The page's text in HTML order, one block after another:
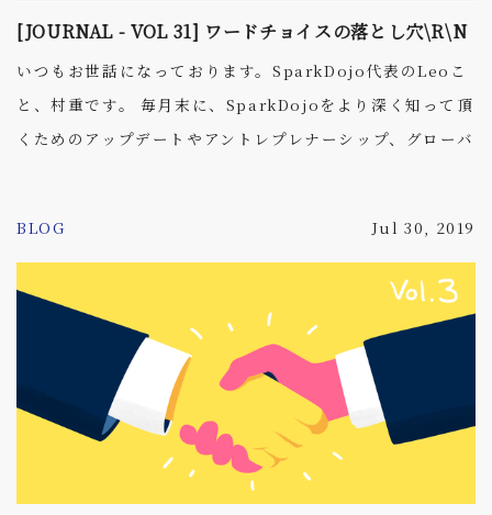
を減らしましょう！
[JOURNAL - VOL 31] ワードチョイスの落とし穴\R\N
いつもお世話になっております。SparkDojo代表のLeoこ
と、村重です。 毎月末に、SparkDojoをより深く知って頂
くためのアップデートやアントレプレナーシップ、グローバ
BLOG Jul 30, 2019